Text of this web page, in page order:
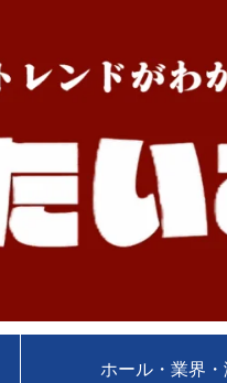
ホール・業界